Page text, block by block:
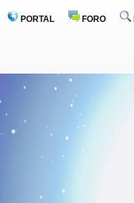
PORTAL FORO